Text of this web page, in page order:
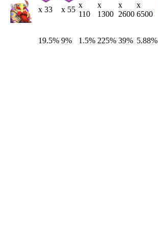
x 33 x 55
x
110
x
1300
x
2600
x
6500
19.5% 9% 1.5% 225% 39% 5.88%